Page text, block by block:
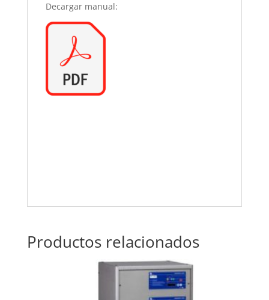
Decargar manual:
Productos relacionados